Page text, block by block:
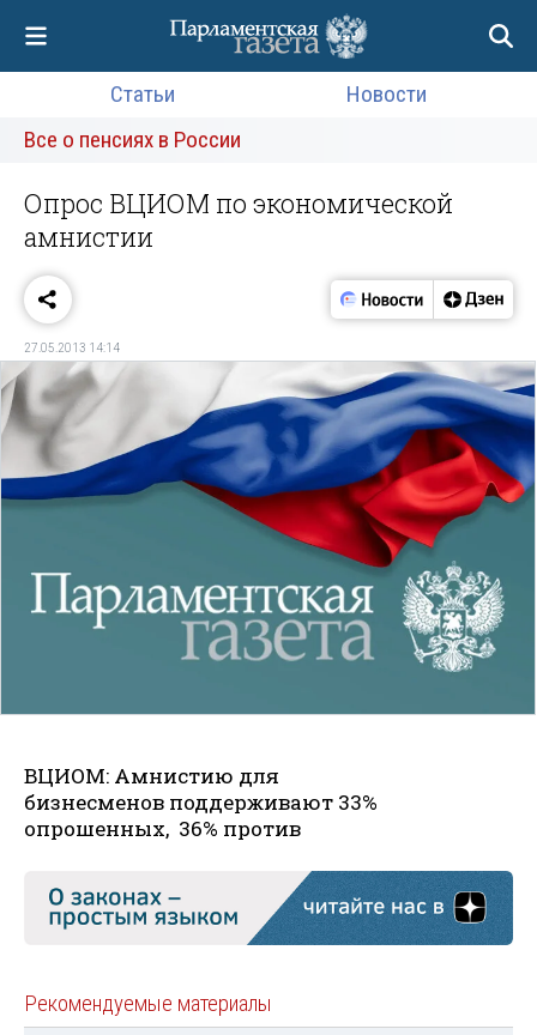
Статьи
Новости
Все о пенсиях в России
Опрос ВЦИОМ по экономической
амнистии
27.05.2013 14:14
ВЦИОМ: Амнистию для
бизнесменов поддерживают 33%
опрошенных, 36% против
Рекомендуемые материалы